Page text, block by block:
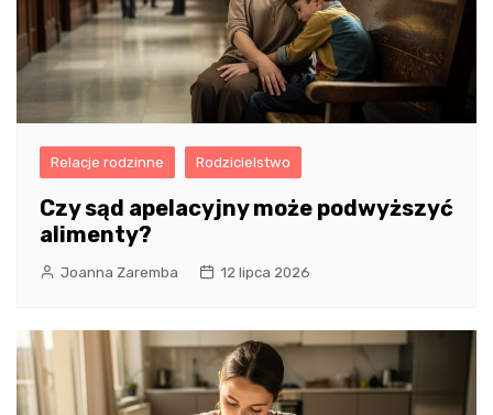
Relacje rodzinne Rodzicielstwo
Czy sąd apelacyjny może podwyższyć
alimenty?
Joanna Zaremba 12 lipca 2026